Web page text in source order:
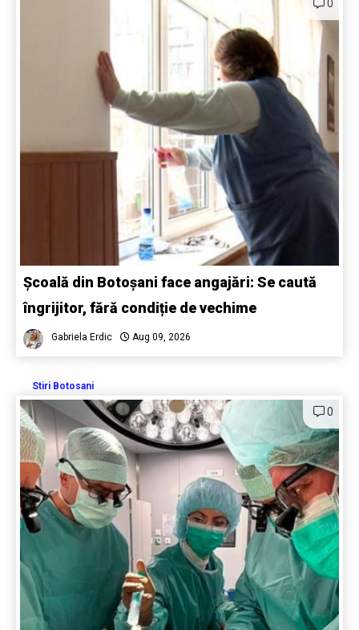
0
Școală din Botoșani face angajări: Se caută
îngrijitor, fără condiție de vechime
Gabriela Erdic Aug 09, 2026
Stiri Botosani
0